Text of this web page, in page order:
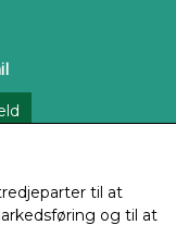
til at
og til at